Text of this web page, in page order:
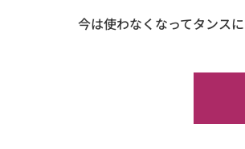
今は使わなくなってタンス